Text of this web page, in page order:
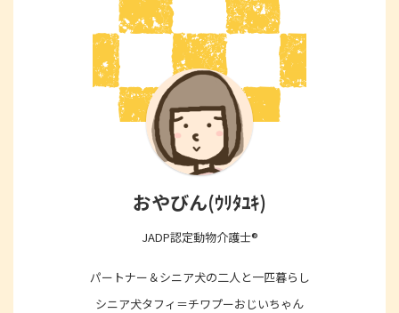
おやびん(ｳﾘﾀﾕｷ)
JADP認定動物介護士®
パートナー＆シニア犬の二人と一匹暮らし
シニア犬タフィ＝チワプーおじいちゃん